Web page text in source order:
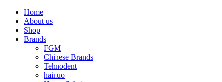
Home
About us
Shop
Brands
FGM
Chinese Brands
Tehnodent
hainuo